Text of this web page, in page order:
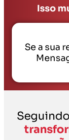
Isso
Se a sua